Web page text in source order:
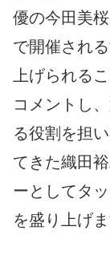
優の今田美
で開催され
上げられる
コメントし
る役割を担
てきた織田
ーとしてタ
を盛り上げま